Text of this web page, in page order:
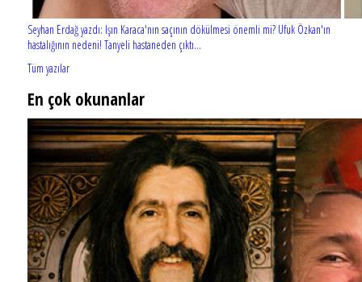
Seyhan Erdağ yazdı: Işın Karaca'nın saçının dökülmesi önemli mi? Ufuk Özkan'ın
hastalığının nedeni! Tanyeli hastaneden çıktı...
Tüm yazılar
En çok okunanlar